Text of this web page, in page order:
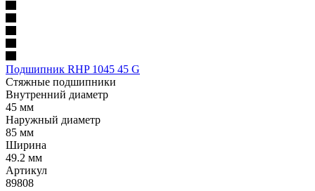
Подшипник RHP 1045 45 G
Стяжные подшипники
Внутренний диаметр
45 мм
Наружный диаметр
85 мм
Ширина
49.2 мм
Артикул
89808